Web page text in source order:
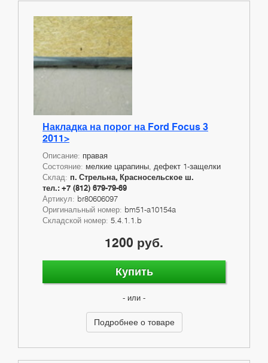
Накладка на порог на Ford Focus 3
2011>
Описание: правая
Состояние: мелкие царапины, дефект 1-защелки
Склад: п. Стрельна, Красносельское ш.
тел.: +7 (812) 679-79-69
Артикул: br80606097
Оригинальный номер: bm51-a10154a
Складской номер: 5.4.1.1.b
1200 руб.
Купить
- или -
Подробнее о товаре